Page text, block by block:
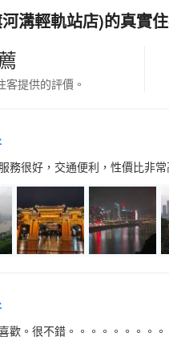
溝輕軌站店)的真實
提供的評價。
務很好，交通便利，性價比非
歡。很不錯。。。。。。。。